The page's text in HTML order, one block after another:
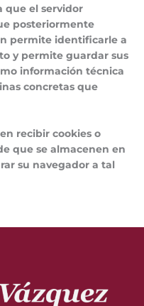
que el servidor
posteriormente
permite identificarle a
y permite guardar sus
información técnica
concretas que
recibir cookies o
que se almacenen en
su navegador a tal